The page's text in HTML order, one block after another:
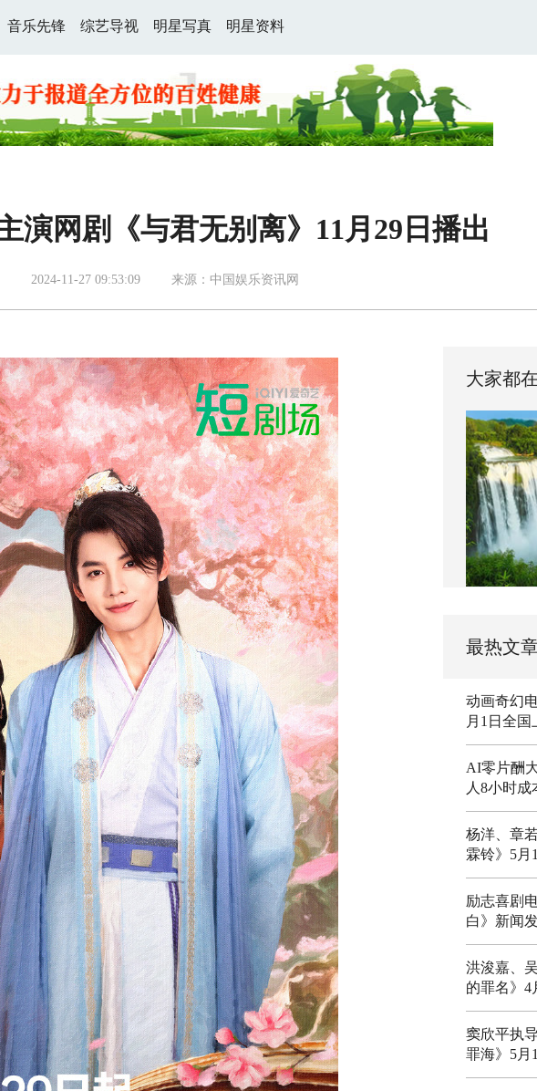
音乐先锋 综艺导视 明星写真 明星资料
演网剧《与君无别离》11月29日播出
2024-11-27 09:53:09 来源：中国娱乐资讯网
大家都
最热文
动画奇幻
月1日全国
AI零片酬
人8小时成
杨洋、章
霖铃》5月
励志喜剧
白》新闻
洪浚嘉、
的罪名》4
窦欣平执
罪海》5月